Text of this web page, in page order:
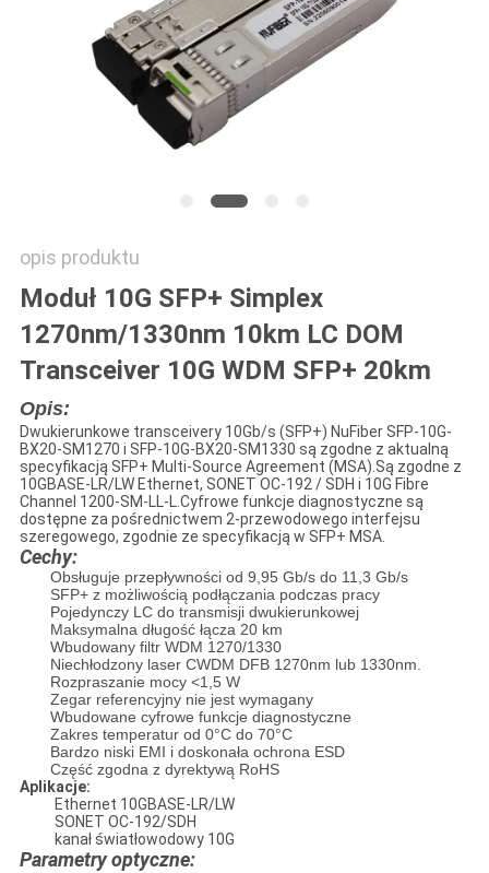
opis produktu
Moduł 10G SFP+ Simplex
1270nm/1330nm 10km LC DOM
Transceiver 10G WDM SFP+ 20km
Opis:
Dwukierunkowe transceivery 10Gb/s (SFP+) NuFiber SFP-10G-
BX20-SM1270 i SFP-10G-BX20-SM1330 są zgodne z aktualną
specyfikacją SFP+ Multi-Source Agreement (MSA).Są zgodne z
10GBASE-LR/LW Ethernet, SONET OC-192 / SDH i 10G Fibre
Channel 1200-SM-LL-L.Cyfrowe funkcje diagnostyczne są
dostępne za pośrednictwem 2-przewodowego interfejsu
szeregowego, zgodnie ze specyfikacją w SFP+ MSA.
Cechy:
Obsługuje przepływności od 9,95 Gb/s do 11,3 Gb/s
SFP+ z możliwością podłączania podczas pracy
Pojedynczy LC do transmisji dwukierunkowej
Maksymalna długość łącza 20 km
Wbudowany filtr WDM 1270/1330
Niechłodzony laser CWDM DFB 1270nm lub 1330nm.
Rozpraszanie mocy <1,5 W
Zegar referencyjny nie jest wymagany
Wbudowane cyfrowe funkcje diagnostyczne
Zakres temperatur od 0°C do 70°C
Bardzo niski EMI i doskonała ochrona ESD
Część zgodna z dyrektywą RoHS
Aplikacje:
Ethernet 10GBASE-LR/LW
SONET OC-192/SDH
kanał światłowodowy 10G
Parametry optyczne: